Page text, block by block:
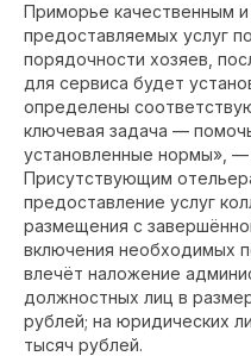
Приморье качественным
предоставляемых услуг
порядочности хозяев,
для сервиса будет
определены
ключевая задача —
установленные нормы», —
Присутствующим
предоставление услуг
размещения с
включения необходимых
влечёт наложение
должностных лиц в
рублей; на юридических
тысяч рублей.